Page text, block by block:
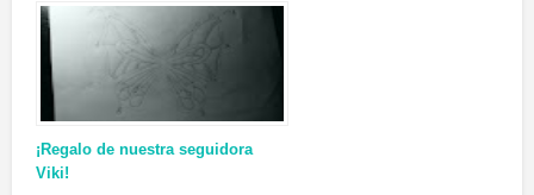
¡Regalo de nuestra seguidora
Viki!